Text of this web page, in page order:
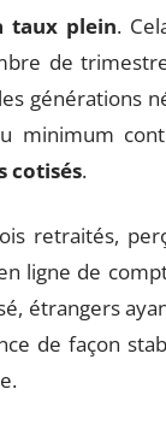
taux plein.
de
générations
minimum
cotisés.
retraités,
de
étrangers
de façon